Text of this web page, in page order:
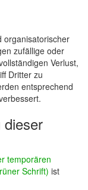
organisatorischer
zufällige oder
Verlust,
Dritter zu
entsprechend
dieser
temporären
Schrift) ist